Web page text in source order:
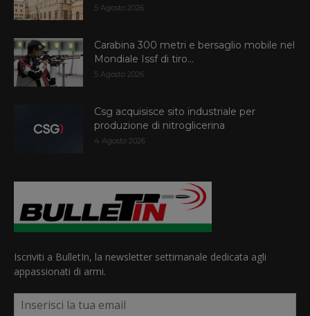
5 Agosto 2026
Carabina 300 metri e bersaglio mobile nel
Mondiale Issf di tiro...
5 Agosto 2026
Csg acquisisce sito industriale per
produzione di nitroglicerina
4 Agosto 2026
Iscriviti a BulletIn, la newsletter settimanale dedicata agli
appassionati di armi.